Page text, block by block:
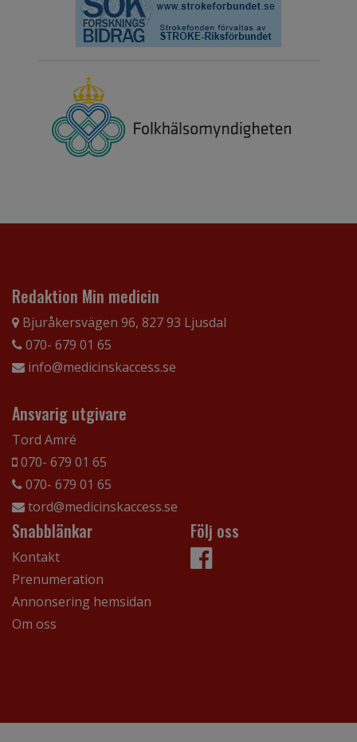
Redaktion Min medicin
Bjuråkersvägen 96, 827 93 Ljusdal
070- 679 01 65
info@medicinskaccess.se
Ansvarig utgivare
Tord Amré
070- 679 01 65
070- 679 01 65
tord@medicinskaccess.se
Snabblänkar
Kontakt
Prenumeration
Annonsering hemsidan
Om oss
Följ oss